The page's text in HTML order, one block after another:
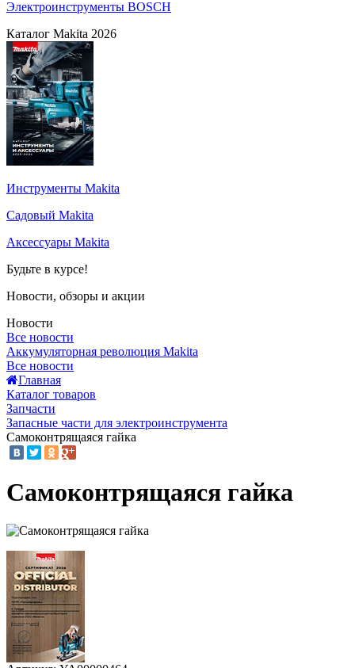
Электроинструменты BOSCH
Каталог Makita 2026
Инструменты Makita
Садовый Makita
Аксессуары Makita
Будьте в курсе!
Новости, обзоры и акции
Новости
Все новости
Аккумуляторная революция Makita
Все новости
Главная
Каталог товаров
Запчасти
Запасные части для электроинструмента
Самоконтрящаяся гайка
Самоконтрящаяся гайка